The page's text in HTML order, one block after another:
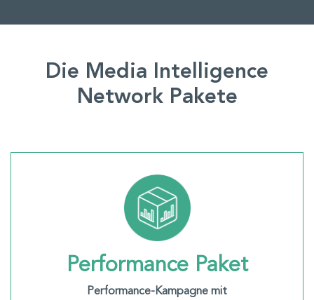
Die Media Intelligence
Network Pakete
Performance Paket
Performance-Kampagne mit